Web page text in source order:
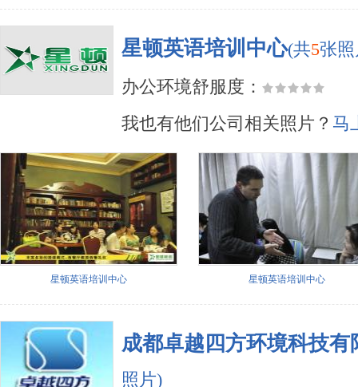
星顿英语培训中心(共5张
办公环境舒服度：
我也有他们公司相关照片？ 马
星顿英语培训中心 星顿英语培训中心
成都卓越四方环境科技有
照片)